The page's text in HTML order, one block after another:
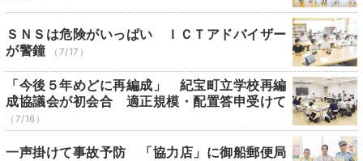
ＳＮＳは危険がいっぱい ＩＣＴアドバイザー
が警鐘
（7/17）
「今後５年めどに再編成」 紀宝町立学校再編
成協議会が初会合 適正規模・配置答申受けて
（7/16）
一声掛けて事故予防 「協力店」に御船郵便局